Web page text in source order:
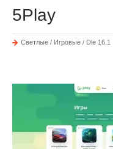
5Play
Светлые / Игровые / Dle 16.1